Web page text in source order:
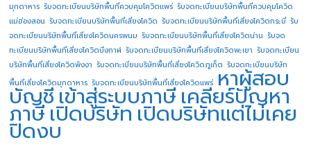
มุกดาหาร รับจดทะเบียนบริษัทพื้นที่ควบคุมโควิดแพร่ รับจดทะเบียนบริษัทพื้นที่ควบคุมโควิด
แม่ฮ่องสอน รับจดทะเบียนบริษัทพื้นที่เสี่ยงโควิด รับจดทะเบียนบริษัทพื้นที่เสี่ยงโควิดกระบี่ รับ
จดทะเบียนบริษัทพื้นที่เสี่ยงโควิดนครพนม รับจดทะเบียนบริษัทพื้นที่เสี่ยงโควิดน่าน รับจด
ทะเบียนบริษัทพื้นที่เสี่ยงโควิดบึงกาฬ รับจดทะเบียนบริษัทพื้นที่เสี่ยงโควิดพะเยา รับจดทะเบียน
บริษัทพื้นที่เสี่ยงโควิดพังงา รับจดทะเบียนบริษัทพื้นที่เสี่ยงโควิดภูเก็ต รับจดทะเบียนบริษัท
พื้นที่เสี่ยงโควิดมุกดาหาร รับจดทะเบียนบริษัทพื้นที่เสี่ยงโควิดแพร่ หาผู้สอบ
บัญชี เข้าสู่ระบบภาษี เคลียร์ปัญหา
ภาษีเปิดบริษัทเปิดบริษัทแต่ไม่เคย
ปิดงบ